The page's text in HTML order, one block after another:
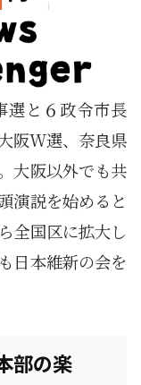
選と６政令市長
阪W選、奈良県
大阪以外でも共
演説を始めると
全国区に拡大し
日本維新の会を
部の楽